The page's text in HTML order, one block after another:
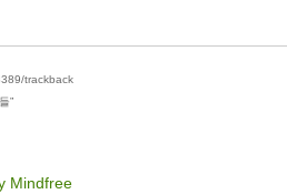
trackback
”
Mindfree